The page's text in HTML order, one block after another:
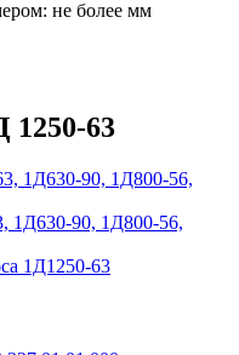
не более мм
1250-63
1Д630-90, 1Д800-56,
1Д630-90, 1Д800-56,
1Д1250-63